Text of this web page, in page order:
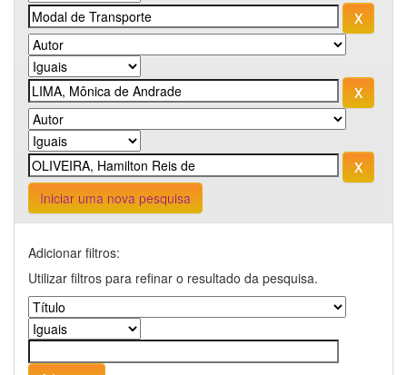
Iniciar uma nova pesquisa
Adicionar filtros:
Utilizar filtros para refinar o resultado da pesquisa.